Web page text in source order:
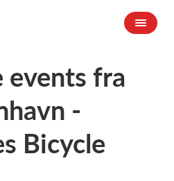
events fra
-
Bicycle